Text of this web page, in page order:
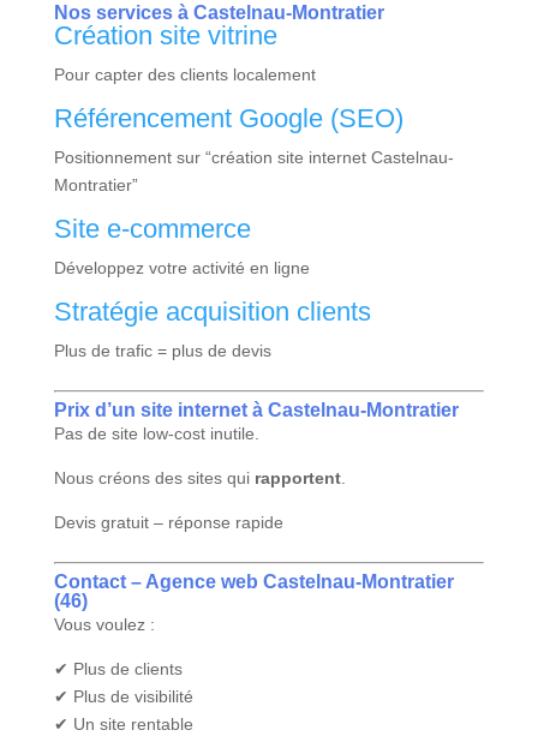
Nos services à Castelnau-Montratier
Création site vitrine
Pour capter des clients localement
Référencement Google (SEO)
Positionnement sur “création site internet Castelnau-
Montratier”
Site e-commerce
Développez votre activité en ligne
Stratégie acquisition clients
Plus de trafic = plus de devis
Prix d’un site internet à Castelnau-Montratier
Pas de site low-cost inutile.
Nous créons des sites qui rapportent.
Devis gratuit – réponse rapide
Contact – Agence web Castelnau-Montratier
(46)
Vous voulez :
✔ Plus de clients
✔ Plus de visibilité
✔ Un site rentable